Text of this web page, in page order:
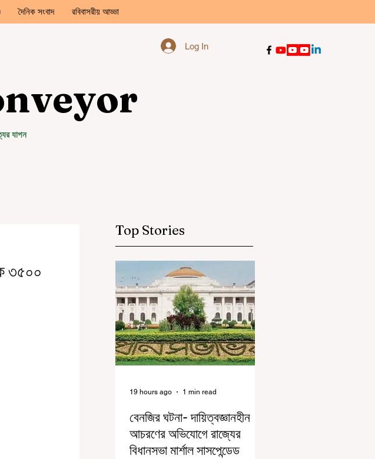
দৈনিক সংবাদ রবিবাসরীয় আড্ডা
Log In
যাপন
৩৫০০
Top Stories
বেনজির ঘটনা- দায়িত্বজ্ঞানহীন
আচরণের অভিযোগে রাজ্যের
বিধানসভা মার্শাল সাসপেন্ডেড
19 hours ago 1 min read